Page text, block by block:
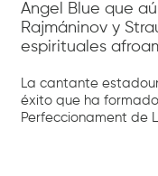
Angel Blue que
Rajmáninov y
espirituales
La cantante
éxito que ha
Perfeccionament de